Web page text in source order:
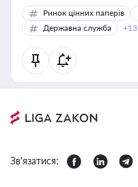
Ринок цінних паперів
Державна служба
+13
Зв'язатися: